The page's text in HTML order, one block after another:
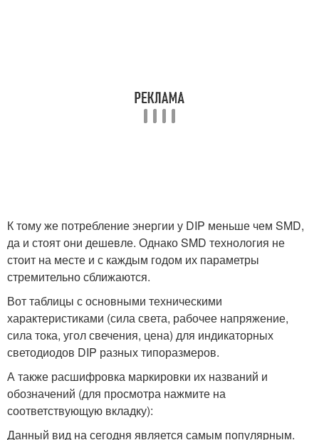
К тому же потребление энергии у DIP меньше чем SMD,
да и стоят они дешевле. Однако SMD технология не
стоит на месте и с каждым годом их параметры
стремительно сближаются.
Вот таблицы с основными техническими
характеристиками (сила света, рабочее напряжение,
сила тока, угол свечения, цена) для индикаторных
светодиодов DIP разных типоразмеров.
А также расшифровка маркировки их названий и
обозначений (для просмотра нажмите на
соответствующую вкладку):
Данный вид на сегодня является самым популярным.